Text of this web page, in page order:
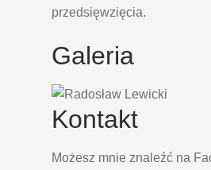
przedsięwzięcia.
Galeria
Kontakt
Możesz mnie znaleźć na